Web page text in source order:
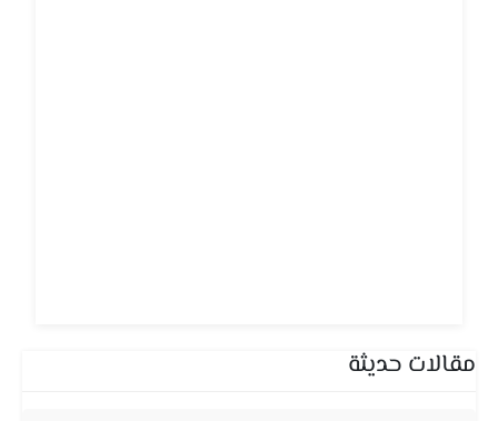
مقالات حديثة